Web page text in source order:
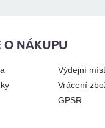
O NÁKUPU
Výdejní
Vrácení
GPSR